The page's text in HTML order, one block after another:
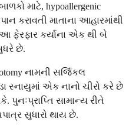
માટે, hypoallergenic
કરાવતી માતાના આહારમાંથી
ફેરફાર કર્યાના એક થી બે
છે.
નામની સર્જિકલ
સ્નાયુમાં એક નાનો ચીરો કરે છે
પુનઃપ્રાપ્તિ સામાન્ય રીતે
સુધારો થાય છે.